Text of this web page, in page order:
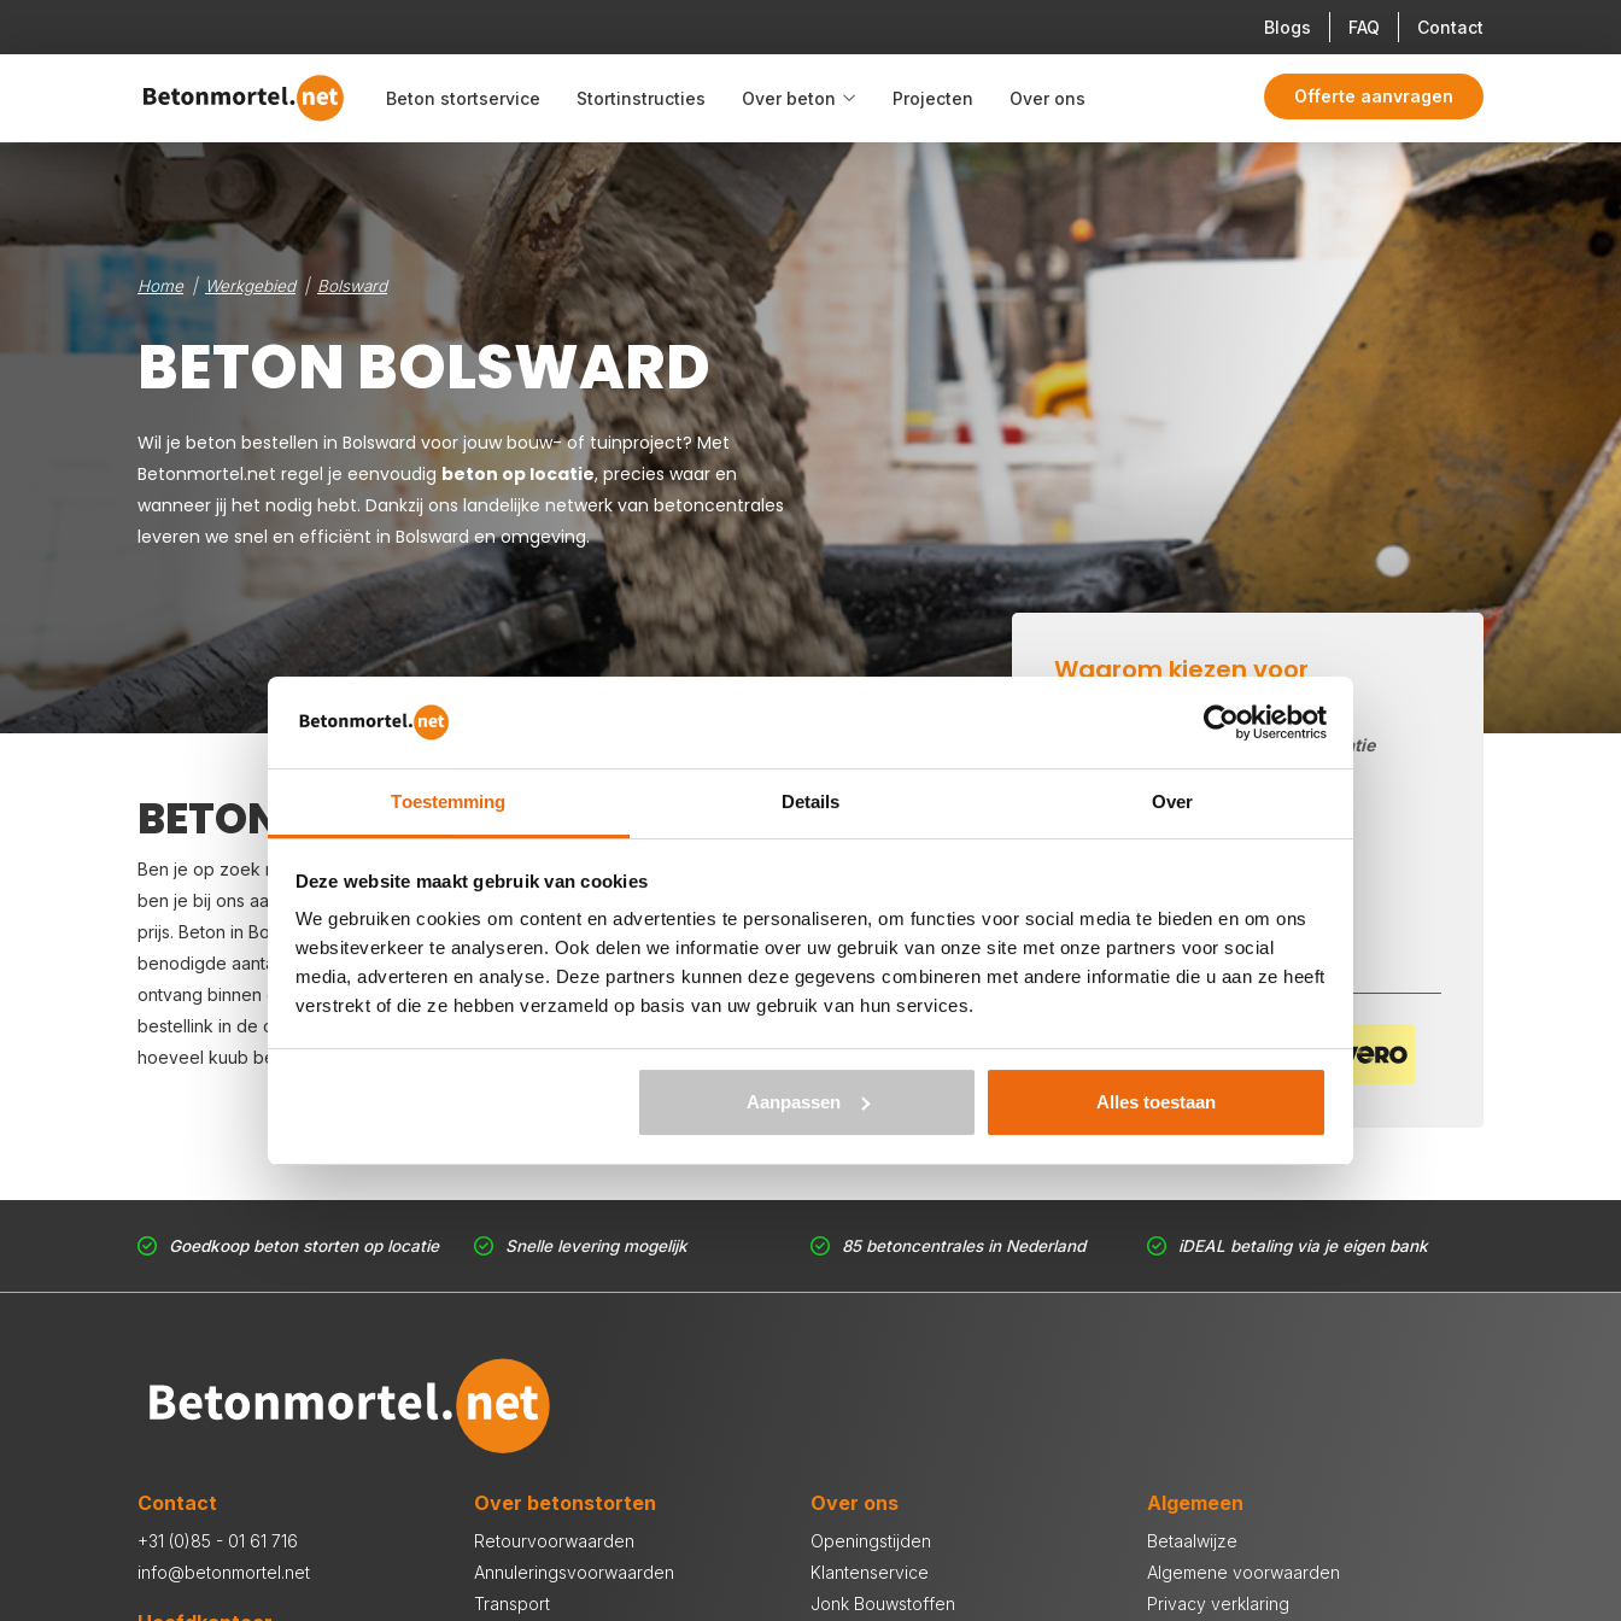
Toestemming Details Over
Deze website maakt gebruik van cookies
We gebruiken cookies om content en advertenties te personaliseren, om functies voor social media te bieden en om ons
websiteverkeer te analyseren. Ook delen we informatie over uw gebruik van onze site met onze partners voor social
media, adverteren en analyse. Deze partners kunnen deze gegevens combineren met andere informatie die u aan ze heeft
verstrekt of die ze hebben verzameld op basis van uw gebruik van hun services.
Aanpassen Alles toestaan
Blogs FAQ Contact
Beton stortservice Stortinstructies Over beton Projecten Over ons Offerte aanvragen
Home Werkgebied Bolsward
BETON BOLSWARD
Wil je beton bestellen in Bolsward voor jouw bouw- of tuinproject? Met
Betonmortel.net regel je eenvoudig beton op locatie, precies waar en
wanneer jij het nodig hebt. Dankzij ons landelijke netwerk van betoncentrales
leveren we snel en efficiënt in Bolsward en omgeving.
BETON BESTELLEN IN BOLSWARD
Ben je op zoek naar een leverancier bij jou in de buurt die goedkoop beton kan storten in Bolsward? Dan
ben je bij ons aan het juiste adres. Wij bezorgen kant-en-klaar beton in heel Nederland voor een voordelige
prijs. Beton in Bolsward bestellen is eenvoudig: vraag vrijblijvend eenofferteaan. Vul je postcode, het
benodigde aantal m3, het type beton, de optionele keuze voor een betonpomp en je e-mailadres in en
ontvang binnen enkele seconden een gerichte prijs per e-mail voor Bolsward. Aansluitend kun je middels de
bestellink in de offertemail je beton bestellen. Levering in Bolsward is al mogelijk in 3 werkdagen. Weet je niet
hoeveel kuub betonspecie je nodig hebt? Zie voor de berekening:
Waarom kiezen voor
Betonmortel.net
Goedkoop beton storten op locatie
Regelmatig nieuwe prijzen
Veilig betalen met:
Goedkoop beton storten op locatie Snelle levering mogelijk 85 betoncentrales in Nederland iDEAL betaling via je eigen bank
Contact
+31 (0)85 - 01 61 716
info@betonmortel.net
Over betonstorten
Retourvoorwaarden
Annuleringsvoorwaarden
Transport
Over ons
Openingstijden
Klantenservice
Jonk Bouwstoffen
Algemeen
Betaalwijze
Algemene voorwaarden
Privacy verklaring